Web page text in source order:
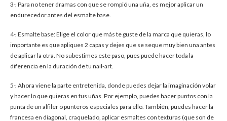
3-. Para no tener dramas con que se rompió una uña, es mejor aplicar un
endurecedor antes del esmalte base.
4-. Esmalte base: Elige el color que más te guste de la marca que quieras, lo
importante es que apliques 2 capas y dejes que se seque muy bien una antes
de aplicar la otra. No subestimes este paso, pues puede hacer toda la
diferencia en la duración de tu nail-art.
5-. Ahora viene la parte entretenida, donde puedes dejar la imaginación volar
y hacer lo que quieras en tus uñas. Por ejemplo, puedes hacer puntos con la
punta de un alfiler o punteros especiales para ello. También, puedes hacer la
francesa en diagonal, craquelado, aplicar esmaltes con texturas (que son de